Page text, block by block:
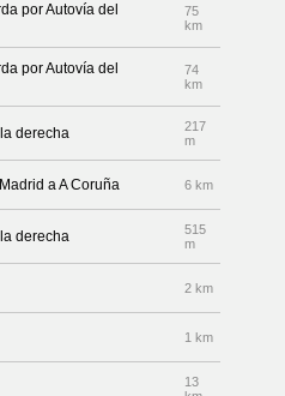
por Autovía del
75
km
por Autovía del
74
km
derecha
217
m
a A Coruña 6 km
derecha
515
m
2 km
1 km
13